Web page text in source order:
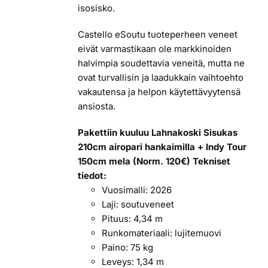
isosisko.
Castello eSoutu tuoteperheen veneet
eivät varmastikaan ole markkinoiden
halvimpia soudettavia veneitä, mutta ne
ovat turvallisin ja laadukkain vaihtoehto
vakautensa ja helpon käytettävyytensä
ansiosta.
Pakettiin kuuluu Lahnakoski Sisukas
210cm airopari hankaimilla + Indy Tour
150cm mela (Norm. 120€) Tekniset
tiedot:
Vuosimalli: 2026
Laji: soutuveneet
Pituus: 4,34 m
Runkomateriaali: lujitemuovi
Paino: 75 kg
Leveys: 1,34 m